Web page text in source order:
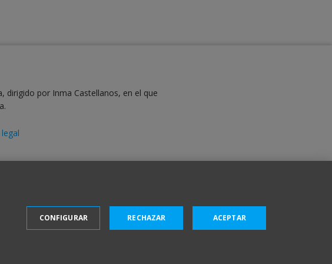
dirigido por Inma Castellanos, en el que
CONFIGURAR RECHAZAR ACEPTAR